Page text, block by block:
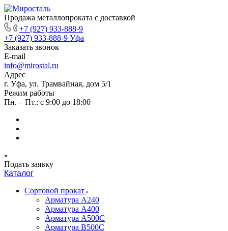
Продажа металлопроката с доставкой
+7 (927) 933-888-9
+7 (927) 933-888-9 Уфа
Заказать звонок
E-mail
info@mirostal.ru
Адрес
г. Уфа, ул. Трамвайная, дом 5/1
Режим работы
Пн. – Пт.: с 9:00 до 18:00
Подать заявку
Каталог
Сортовой прокат
Арматура А240
Арматура А400
Арматура А500C
Арматура В500С